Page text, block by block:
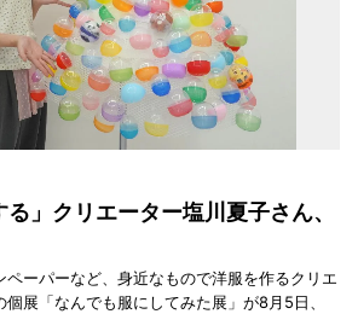
る」クリエーター塩川夏子さん、
ペーパーなど、身近なもので洋服を作るクリエ
展「なんでも服にしてみた展」が8月5日、